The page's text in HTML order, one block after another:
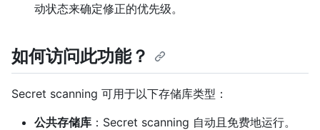
动状态来确定修正的优先级。
如何访问此功能？
Secret scanning 可用于以下存储库类型：
公共存储库 ：Secret scanning 自动且免费地运行。